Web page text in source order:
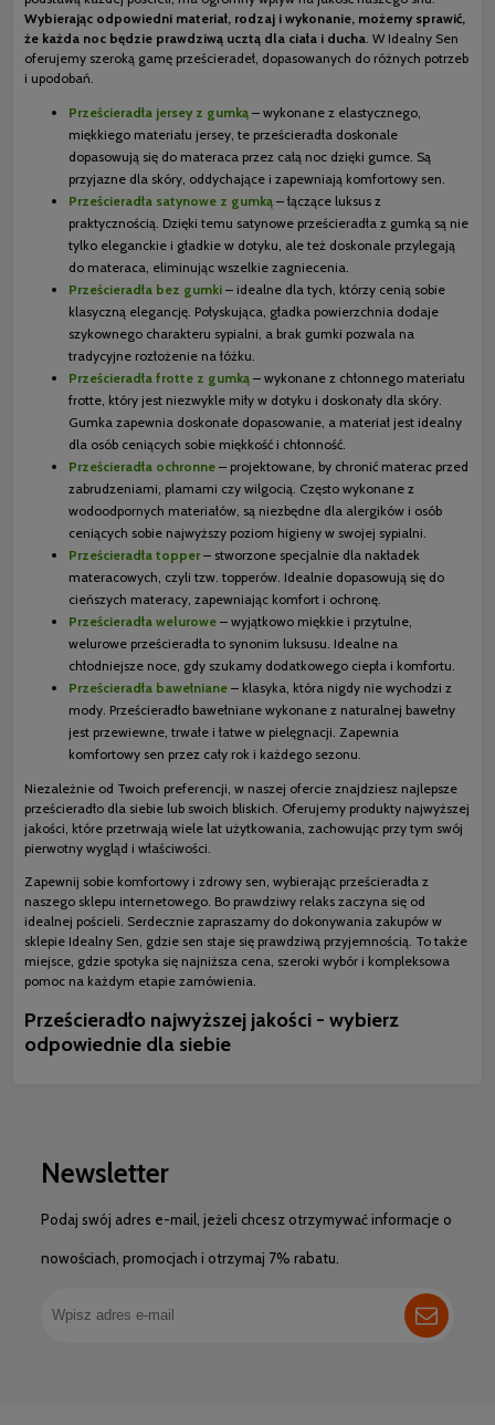
Wybierając odpowiedni materiał, rodzaj i wykonanie, możemy sprawić,
że każda noc będzie prawdziwą ucztą dla ciała i ducha . W Idealny Sen
oferujemy szeroką gamę prześcieradeł, dopasowanych do różnych potrzeb
i upodobań.
Prześcieradła jersey z gumką – wykonane z elastycznego,
miękkiego materiału jersey, te prześcieradła doskonale
dopasowują się do materaca przez całą noc dzięki gumce. Są
przyjazne dla skóry, oddychające i zapewniają komfortowy sen.
Prześcieradła satynowe z gumką – łączące luksus z
praktycznością. Dzięki temu satynowe prześcieradła z gumką są nie
tylko eleganckie i gładkie w dotyku, ale też doskonale przylegają
do materaca, eliminując wszelkie zagniecenia.
Prześcieradła bez gumki – idealne dla tych, którzy cenią sobie
klasyczną elegancję. Połyskująca, gładka powierzchnia dodaje
szykownego charakteru sypialni, a brak gumki pozwala na
tradycyjne rozłożenie na łóżku.
Prześcieradła frotte z gumką – wykonane z chłonnego materiału
frotte, który jest niezwykle miły w dotyku i doskonały dla skóry.
Gumka zapewnia doskonałe dopasowanie, a materiał jest idealny
dla osób ceniących sobie miękkość i chłonność.
Prześcieradła ochronne – projektowane, by chronić materac przed
zabrudzeniami, plamami czy wilgocią. Często wykonane z
wodoodpornych materiałów, są niezbędne dla alergików i osób
ceniących sobie najwyższy poziom higieny w swojej sypialni.
Prześcieradła topper – stworzone specjalnie dla nakładek
materacowych, czyli tzw. topperów. Idealnie dopasowują się do
cieńszych materacy, zapewniając komfort i ochronę.
Prześcieradła welurowe – wyjątkowo miękkie i przytulne,
welurowe prześcieradła to synonim luksusu. Idealne na
chłodniejsze noce, gdy szukamy dodatkowego ciepła i komfortu.
Prześcieradła bawełniane – klasyka, która nigdy nie wychodzi z
mody. Prześcieradło bawełniane wykonane z naturalnej bawełny
jest przewiewne, trwałe i łatwe w pielęgnacji. Zapewnia
komfortowy sen przez cały rok i każdego sezonu.
Niezależnie od Twoich preferencji, w naszej ofercie znajdziesz najlepsze
prześcieradło dla siebie lub swoich bliskich. Oferujemy produkty najwyższej
jakości, które przetrwają wiele lat użytkowania, zachowując przy tym swój
pierwotny wygląd i właściwości.
Zapewnij sobie komfortowy i zdrowy sen, wybierając prześcieradła z
naszego sklepu internetowego. Bo prawdziwy relaks zaczyna się od
idealnej pościeli. Serdecznie zapraszamy do dokonywania zakupów w
sklepie Idealny Sen, gdzie sen staje się prawdziwą przyjemnością. To także
miejsce, gdzie spotyka się najniższa cena, szeroki wybór i kompleksowa
pomoc na każdym etapie zamówienia.
Prześcieradło najwyższej jakości - wybierz
odpowiednie dla siebie
Newsletter
Podaj swój adres e-mail, jeżeli chcesz otrzymywać informacje o
nowościach, promocjach i otrzymaj 7% rabatu.